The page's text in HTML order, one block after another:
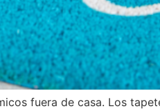
fuera de casa. Los